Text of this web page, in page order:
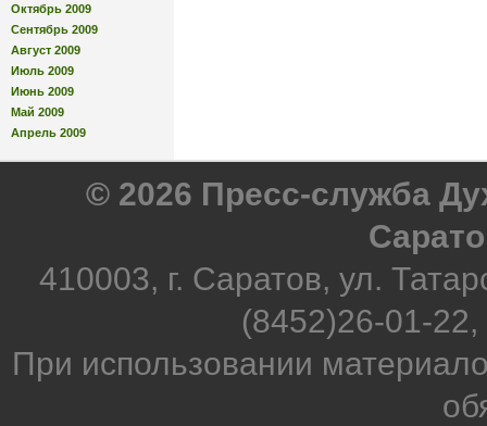
Октябрь 2009
Сентябрь 2009
Август 2009
Июль 2009
Июнь 2009
Май 2009
Апрель 2009
© 2026 Пресс-служба
410003, г. Саратов, ул.
(8452)26-01-
При использовании